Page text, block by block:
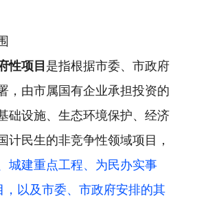
性项目是指根据市委、市政府
，由市属国有企业承担投资的
础设施、生态环境保护、经济
计民生的非竞争性领域项目，
城建重点工程、为民办实事
，以及市委、市政府安排的其